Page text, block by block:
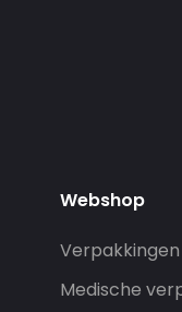
Webshop
Medische